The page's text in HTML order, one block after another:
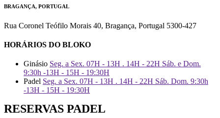
BRAGANÇA, PORTUGAL
Rua Coronel Teófilo Morais 40, Bragança, Portugal 5300-427
HORÁRIOS DO BLOKO
Ginásio Seg. a Sex. 07H - 13H . 14H - 22H Sáb. e Dom.
9:30h -13H - 15H - 19:30H
Padel Seg. a Sex. 07H - 13H . 14H - 22H Sáb. Dom. 9:30h
-13H - 15H - 19:30H
RESERVAS PADEL